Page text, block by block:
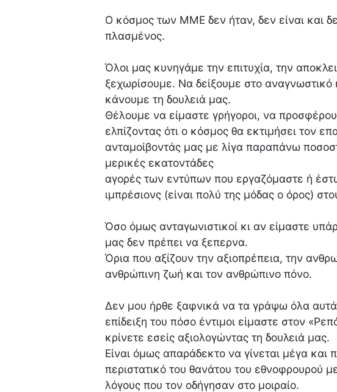
Ο κόσμος των ΜΜΕ δεν ήταν, δεν είναι και
πλασμένος.
Όλοι μας κυνηγάμε την επιτυχία, την
ξεχωρίσουμε. Να δείξουμε στο αναγνωστικό
κάνουμε τη δουλειά μας.
Θέλουμε να είμαστε γρήγοροι, να
ελπίζοντας ότι ο κόσμος θα εκτιμήσει τον
ανταμοίβοντάς μας με λίγα παραπάνω
μερικές εκατοντάδες
αγορές των εντύπων που εργαζόμαστε ή
ιμπρέσιονς (είναι πολύ της μόδας ο όρος)
Όσο όμως ανταγωνιστικοί κι αν είμαστε
μας δεν πρέπει να ξεπερνα.
Όρια που αξίζουν την αξιοπρέπεια, την
ανθρώπινη ζωή και τον ανθρώπινο πόνο.
Δεν μου ήρθε ξαφνικά να τα γράψω όλα
επίδειξη του πόσο έντιμοι είμαστε στον
κρίνετε εσείς αξιολογώντας τη δουλειά μας.
Είναι όμως απαράδεκτο να γίνεται μέγα και
περιστατικό του θανάτου του εθνοφρουρού
λόγους που τον οδήγησαν στο μοιραίο.